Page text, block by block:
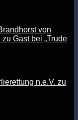
von
Gast bei „Trude
n.e.V. zu